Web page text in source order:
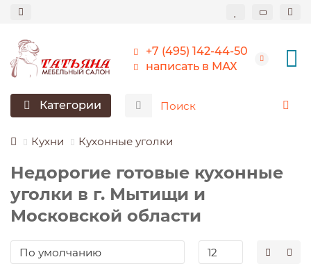
+7 (495) 142-44-50
написать в МАХ
Категории
Кухни Кухонные уголки
Недорогие готовые кухонные
уголки в г. Мытищи и
Московской области